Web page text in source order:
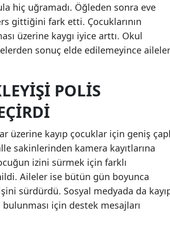
Mersin
İstanbul
İzmir
Kastamonu
Kayseri
Kırklareli
Kırşehir
Kocaeli
hiç uğramadı. Öğleden sonra eve
gittiğini fark etti. Çocuklarının
üzerine kaygı iyice arttı. Okul
sonuç elde edilemeyince aileler
POLIS
üzerine kayıp çocuklar için geniş
sakinlerinden kamera kayıtlarına
izini sürmek için farklı
Aileler ise bütün gün boyunca
sürdürdü. Sosyal medyada da
için destek mesajları